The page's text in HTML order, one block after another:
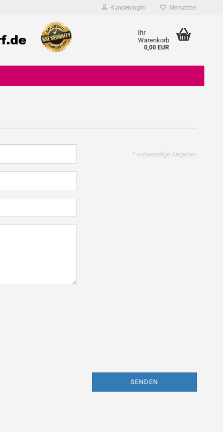
Kundenlogin
Konto erstellen
Merkzettel
Ihr
Warenkorb
0,00 EUR
SENDEN
* notwendige Angaben